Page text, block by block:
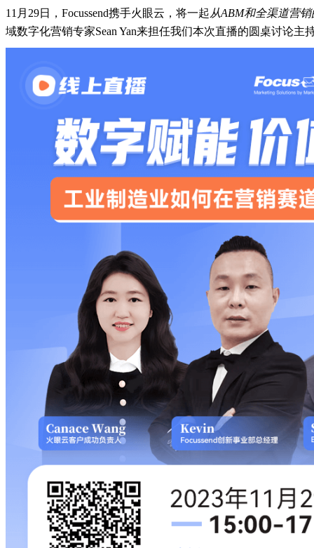
11月29日，Focussend携手火眼云，将一起从ABM和全渠道营
域数字化营销专家Sean Yan来担任我们本次直播的圆桌讨论